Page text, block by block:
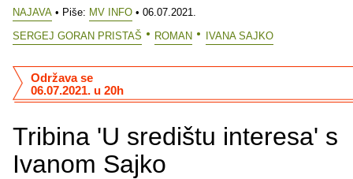
NAJAVA • Piše: MV INFO • 06.07.2021.
SERGEJ GORAN PRISTAŠ
ROMAN IVANA SAJKO
Tribina 'U središtu interesa' s
Ivanom Sajko
Održava se
06.07.2021. u 20h